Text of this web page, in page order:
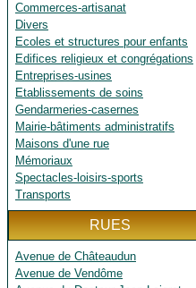
Commerces-artisanat
Divers
Ecoles et structures pour enfants
Edifices religieux et congrégations
Entreprises-usines
Etablissements de soins
Gendarmeries-casernes
Mairie-bâtiments administratifs
Maisons d'une rue
Mémoriaux
Spectacles-loisirs-sports
Transports
RUES
Avenue de Châteaudun
Avenue de Vendôme